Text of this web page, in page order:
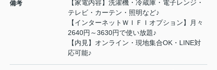
備考
【家電内容】洗濯機・冷蔵庫・電子レンジ・
テレビ・カーテン・照明など♪
【インターネットＷＩＦＩオプション】月々
2640円～3630円で使い放題♪
【内見】オンライン・現地集合OK・LINE対
応可能♪